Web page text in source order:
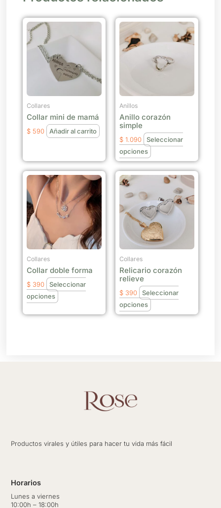
Collares
Collar mini de mamá
$ 590 Añadir al carrito
Anillos
Anillo corazón
simple
$ 1.090
Seleccionar
opciones
Este
producto
múltiples
variantes.
opciones
pueden
en
página
de
producto
Collares
Collar doble forma
$ 390
Seleccionar
opciones
Este
producto
tiene
múltiples
variantes.
Las
opciones
pueden
elegir
en
página
Collares
Relicario corazón
relieve
$ 390
Seleccionar
opciones
Este
producto
tiene
múltiples
variantes.
Las
opciones
pueden
en
página
Productos virales y útiles para hacer tu vida más fácil
Horarios
Lunes a viernes
10:00h – 18:00h